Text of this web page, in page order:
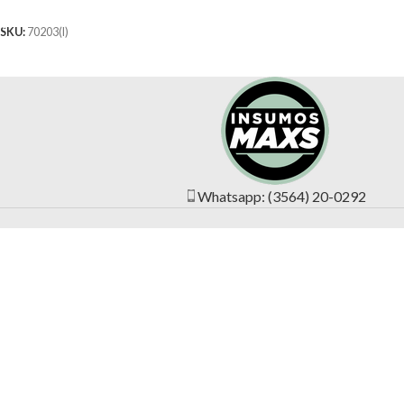
SKU: 70203(I)
Whatsapp: (3564) 20-0292